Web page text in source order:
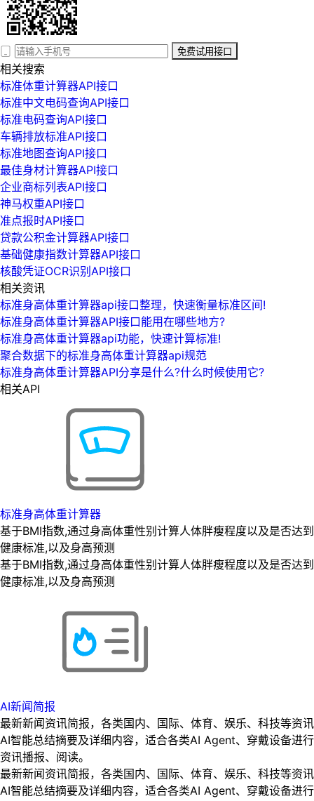
免费试用接口
相关搜索
标准体重计算器API接口
标准中文电码查询API接口
标准电码查询API接口
车辆排放标准API接口
标准地图查询API接口
最佳身材计算器API接口
企业商标列表API接口
神马权重API接口
准点报时API接口
贷款公积金计算器API接口
基础健康指数计算器API接口
核酸凭证OCR识别API接口
相关资讯
标准身高体重计算器api接口整理，快速衡量标准区间!
标准身高体重计算器API接口能用在哪些地方?
标准身高体重计算器api功能，快速计算标准!
聚合数据下的标准身高体重计算器api规范
标准身高体重计算器API分享是什么?什么时候使用它?
相关API
标准身高体重计算器
基于BMI指数,通过身高体重性别计算人体胖瘦程度以及是否达到
健康标准,以及身高预测
基于BMI指数,通过身高体重性别计算人体胖瘦程度以及是否达到
健康标准,以及身高预测
AI新闻简报
最新新闻资讯简报，各类国内、国际、体育、娱乐、科技等资讯
AI智能总结摘要及详细内容，适合各类AI Agent、穿戴设备进行
资讯播报、阅读。
最新新闻资讯简报，各类国内、国际、体育、娱乐、科技等资讯
AI智能总结摘要及详细内容，适合各类AI Agent、穿戴设备进行